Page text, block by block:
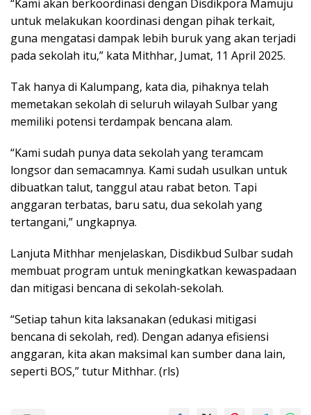
“Kami akan berkoordinasi dengan Disdikpora Mamuju
untuk melakukan koordinasi dengan pihak terkait,
guna mengatasi dampak lebih buruk yang akan terjadi
pada sekolah itu,” kata Mithhar, Jumat, 11 April 2025.
Tak hanya di Kalumpang, kata dia, pihaknya telah
memetakan sekolah di seluruh wilayah Sulbar yang
memiliki potensi terdampak bencana alam.
“Kami sudah punya data sekolah yang teramcam
longsor dan semacamnya. Kami sudah usulkan untuk
dibuatkan talut, tanggul atau rabat beton. Tapi
anggaran terbatas, baru satu, dua sekolah yang
tertangani,” ungkapnya.
Lanjuta Mithhar menjelaskan, Disdikbud Sulbar sudah
membuat program untuk meningkatkan kewaspadaan
dan mitigasi bencana di sekolah-sekolah.
“Setiap tahun kita laksanakan (edukasi mitigasi
bencana di sekolah, red). Dengan adanya efisiensi
anggaran, kita akan maksimal kan sumber dana lain,
seperti BOS,” tutur Mithhar. (rls)